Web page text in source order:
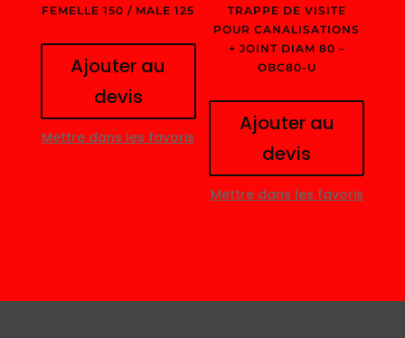
FEMELLE 150 / MALE 125
Ajouter au
devis
Mettre dans les favoris
TRAPPE DE VISITE
POUR CANALISATIONS
+ JOINT DIAM 80 –
OBC80-U
Ajouter au
devis
Mettre dans les favoris